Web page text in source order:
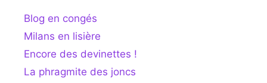
Blog en congés
Milans en lisière
Encore des devinettes !
La phragmite des joncs